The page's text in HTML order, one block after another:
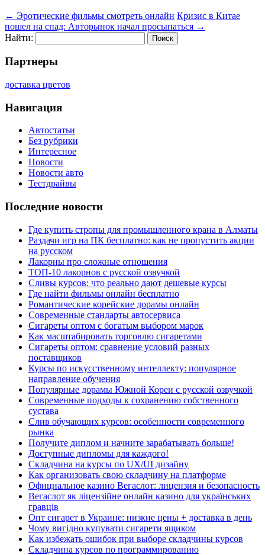
← Эротические фильмы смотреть онлайн Кризис в Китае
пошел на спад: Авторынок начал просыпаться →
Найти:
Партнеры
доставка цветов
Навигация
Автостатьи
Без рубрики
Интересное
Новости
Новости авто
Тестдрайвы
Последние новости
Где купить стропы для промышленного крана в Алматы
Раздачи игр на ПК бесплатно: как не пропустить акции
на русском
Лакорны про сложные отношения
ТОП-10 лакорнов с русской озвучкой
Сливы курсов: что реально дают дешевые курсы
Где найти фильмы онлайн бесплатно
Романтические корейские дорамы онлайн
Современные стандарты автосервиса
Сигареты оптом с богатым выбором марок
Как масштабировать торговлю сигаретами
Сигареты оптом: сравнение условий разных
поставщиков
Курсы по искусственному интеллекту: популярное
направление обучения
Популярные дорамы Южной Кореи с русской озвучкой
Современные подходы к сохранению собственного
сустава
Слив обучающих курсов: особенности современного
рынка
Получите диплом и начните зарабатывать больше!
Доступные дипломы для каждого!
Складчина на курсы по UX/UI дизайну
Как организовать свою складчину на платформе
Официальное казино Вегаслот: лицензия и безопасность
Вегаслот як ліцензійне онлайн казино для українських
гравців
Опт сигарет в Украине: низкие цены + доставка в день
Чому вигідно купувати сигарети ящиком
Как избежать ошибок при выборе складчины курсов
Складчина курсов по программированию